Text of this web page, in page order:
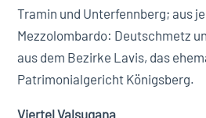
Tramin und Unterfennberg; aus
Mezzolombardo: Deutschmetz
aus dem Bezirke Lavis, das
Patrimonialgericht Königsberg.
Viertel Valsugana